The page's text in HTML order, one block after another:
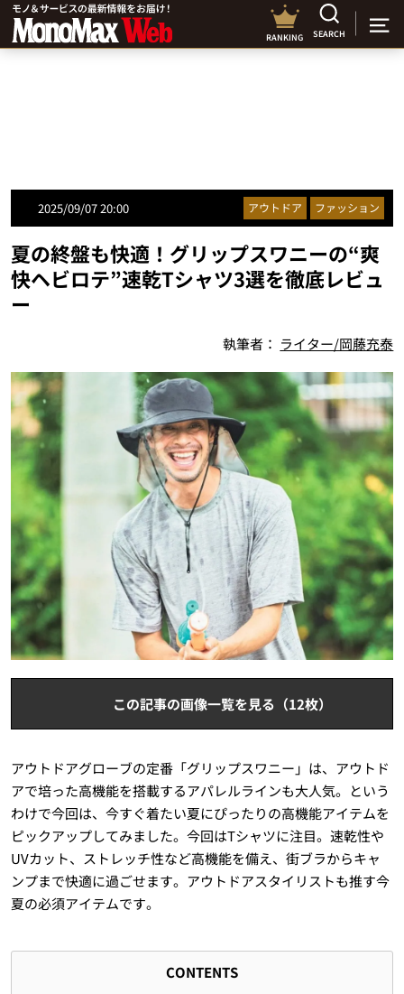
RANKING SEARCH
2025/09/07 20:00 アウトドア ファッション
夏の終盤も快適！グリップスワニーの“爽
快ヘビロテ”速乾Tシャツ3選を徹底レビュ
ー
執筆者： ライター/岡藤充泰
この記事の画像一覧を見る（12枚）
アウトドアグローブの定番「グリップスワニー」は、アウトド
アで培った高機能を搭載するアパレルラインも大人気。という
わけで今回は、今すぐ着たい夏にぴったりの高機能アイテムを
ピックアップしてみました。今回はTシャツに注目。速乾性や
UVカット、ストレッチ性など高機能を備え、街ブラからキャ
ンプまで快適に過ごせます。アウトドアスタイリストも推す今
夏の必須アイテムです。
CONTENTS